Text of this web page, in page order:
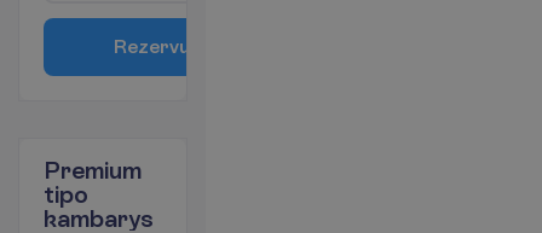
Rezervu
Premium
tipo
kambarys